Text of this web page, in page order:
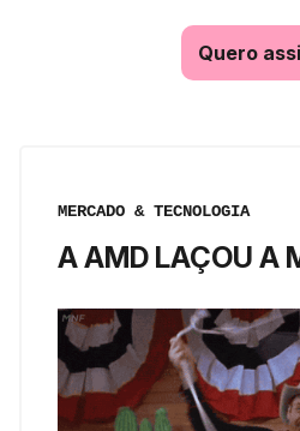
Quero
MERCADO & TECNOLOGIA
A AMD LAÇOU A